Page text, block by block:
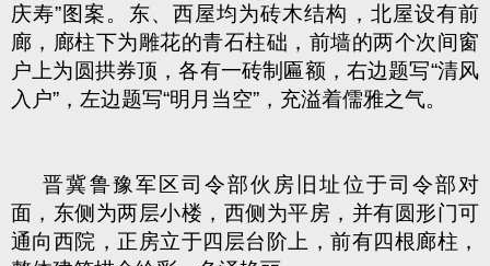
庆寿”图案。东、西屋均为砖木结构，北屋设有前
廊，廊柱下为雕花的青石柱础，前墙的两个次间窗
户上为圆拱券顶，各有一砖制匾额，右边题写“清风
入户” ，左边题写“明月当空” ，充溢着儒雅之气。
晋冀鲁豫军区司令部伙房旧址位于司令部对
面，东侧为两层小楼，西侧为平房，并有圆形门可
通向西院，正房立于四层台阶上，前有四根廊柱，